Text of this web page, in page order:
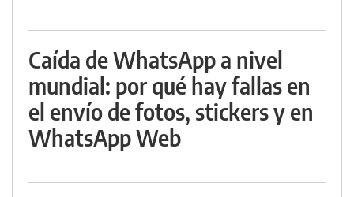
Caída de WhatsApp a nivel
mundial: por qué hay fallas en
el envío de fotos, stickers y en
WhatsApp Web